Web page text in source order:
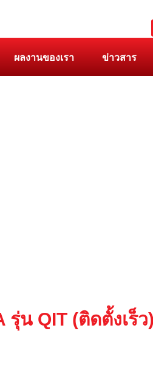
ผลงานของเรา ข่าวสาร
รุ่น QIT (ติดตั้งเร็ว)